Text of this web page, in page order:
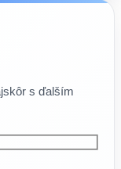
s ďalším